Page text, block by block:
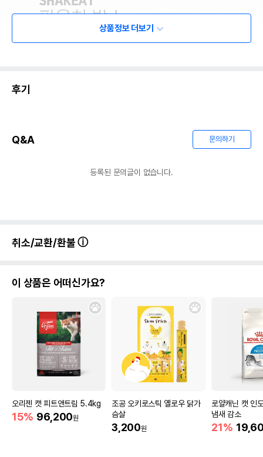
상품정보 더보기
후기
Q&A 문의하기
등록된 문의글이 없습니다.
취소/교환/환불
이 상품은 어떠신가요?
오리젠 캣 피트앤트림 5.4kg
15% 96,200원
조공 오키로스틱 옐로우 닭가
슴살
3,200원
로얄캐닌 캣 인
냄새 감소
21%